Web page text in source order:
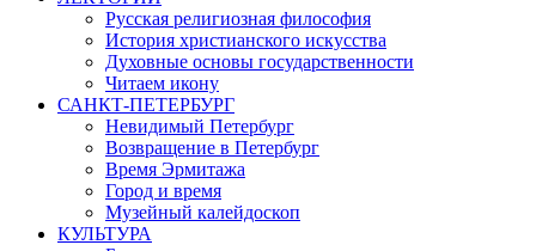
Русская религиозная философия
История христианского искусства
Духовные основы государственности
Читаем икону
САНКТ-ПЕТЕРБУРГ
Невидимый Петербург
Возвращение в Петербург
Время Эрмитажа
Город и время
Музейный калейдоскоп
КУЛЬТУРА